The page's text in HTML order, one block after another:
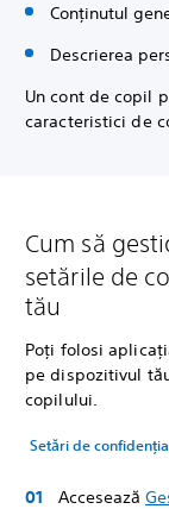
Conținutul
Descrierea
Un cont de copil
caracteristici de
Cum să
setările de
tău
Poți folosi
pe dispozitivul
copilului.
Setări de
Accesează